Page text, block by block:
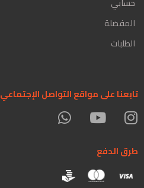
المفضلة
الطلبات
تابعنا على مواقع التواصل الإجتماعي
طرق الدفع